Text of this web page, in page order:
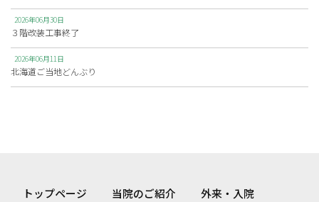
2026年06月30日
３階改装工事終了
2026年06月11日
北海道ご当地どんぶり
トップページ 当院のご紹介
外来・入院